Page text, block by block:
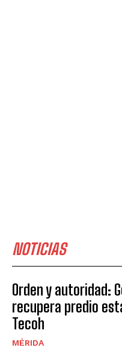
NOTICIAS
Orden y autoridad:
recupera predio
Tecoh
MÉRIDA